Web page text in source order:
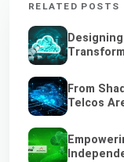
RELATED POSTS
From
Telcos